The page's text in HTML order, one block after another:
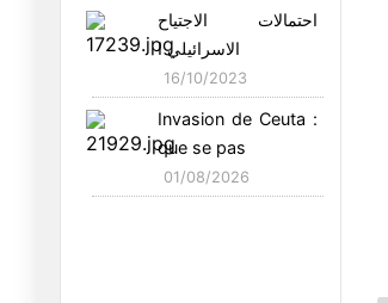
احتمالات الاجتياح
الاسرائيلي ا
16/10/2023
Invasion de Ceuta :
que se pas
01/08/2026